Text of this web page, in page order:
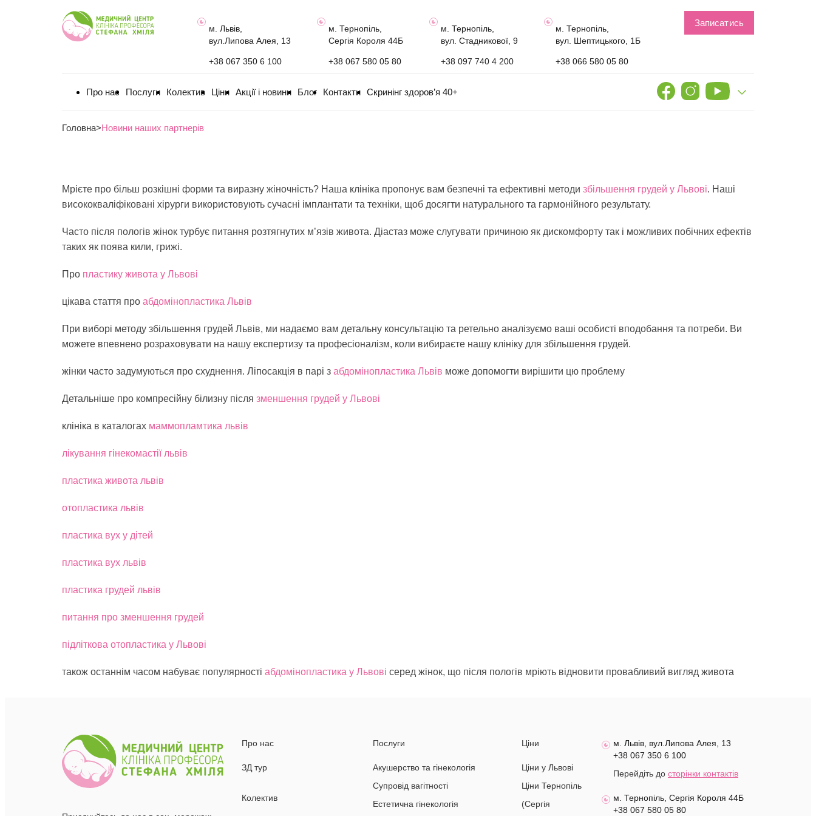
м. Львів,
вул.Липова Алея, 13
+38 067 350 6 100
м. Тернопіль,
Сергія Короля 44Б
+38 067 580 05 80
м. Тернопіль,
вул. Стадникової, 9
+38 097 740 4 200
м. Тернопіль,
вул. Шептицького, 1Б
+38 066 580 05 80
Записатись
Про нас Послуги Колектив Ціни Акції і новини Блог Контакти Скринінг здоров’я 40+
Головна>Новини наших партнерів
Мрієте про більш розкішні форми та виразну жіночність? Наша клініка пропонує вам безпечні та ефективні методи збільшення грудей у Львові. Наші
висококваліфіковані хірурги використовують сучасні імплантати та техніки, щоб досягти натурального та гармонійного результату.
Часто після пологів жінок турбує питання розтягнутих м’язів живота. Діастаз може слугувати причиною як дискомфорту так і можливих побічних ефектів
таких як поява кили, грижі.
Про пластику живота у Львові
цікава стаття про абдомінопластика Львів
При виборі методу збільшення грудей Львів, ми надаємо вам детальну консультацію та ретельно аналізуємо ваші особисті вподобання та потреби. Ви
можете впевнено розраховувати на нашу експертизу та професіоналізм, коли вибираєте нашу клініку для збільшення грудей.
жінки часто задумуються про схуднення. Ліпосакція в парі з абдомінопластика Львів може допомогти вирішити цю проблему
Детальніше про компресійну білизну після зменшення грудей у Львові
клініка в каталогах маммопламтика львів
лікування гінекомастії львів
пластика живота львів
отопластика львів
пластика вух у дітей
пластика вух львів
пластика грудей львів
питання про зменшення грудей
підліткова отопластика у Львові
також останнім часом набуває популярності абдомінопластика у Львові серед жінок, що після пологів мріють відновити провабливий вигляд живота
Про нас
ЗД тур
Колектив
Послуги
Акушерство та гінекологія
Супровід вагітності
Естетична гінекологія
Ціни
Ціни у Львові
Ціни Тернопіль
(Сергія
м. Львів, вул.Липова Алея, 13
+38 067 350 6 100
Перейдіть до сторінки контактів
м. Тернопіль, Сергія Короля 44Б
+38 067 580 05 80